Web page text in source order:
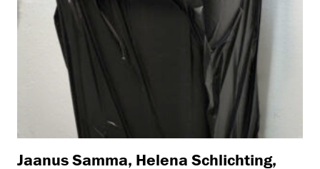
Jaanus Samma, Helena Schlichting,